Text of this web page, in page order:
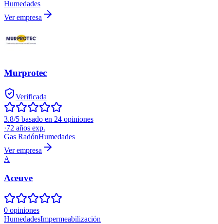
Humedades
Ver empresa
Murprotec
Verificada
3.8/5 basado en 24 opiniones
·72 años exp.
Gas RadónHumedades
Ver empresa
A
Aceuve
0 opiniones
HumedadesImpermeabilización